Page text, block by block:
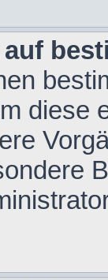
diese